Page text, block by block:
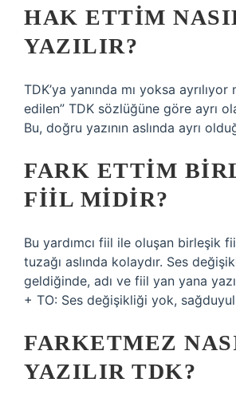
HAK ETTIM
YAZILIR?
TDK’ya yanında mı yoksa ayrılıyor
edilen” TDK sözlüğüne göre ayrı
Bu, doğru yazının aslında ayrı
FARK ETTIM
FIIL MIDIR?
Bu yardımcı fiil ile oluşan birleşik
tuzağı aslında kolaydır. Ses
geldiğinde, adı ve fiil yan yana
+ TO: Ses değişikliği yok,
FARKETMEZ
YAZILIR TDK?